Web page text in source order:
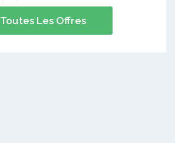
Toutes Les Offres